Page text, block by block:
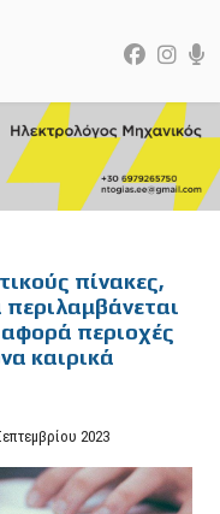
πίνακες,
περιοχές
καιρικά
2023